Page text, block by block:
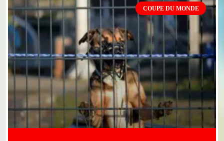
COUPE DU MONDE